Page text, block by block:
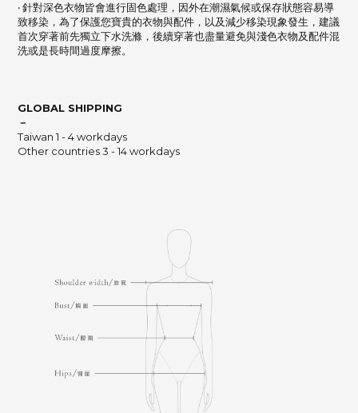
‧ 針對深色衣物皆會進行固色處理，因外在潮濕氣候或保存狀態容易導
致移染， 為了保護您寶貴的衣物與配件，以及減少移染現象發生，建議
首次穿著前先獨立下水洗滌， 後續穿著也盡量避免與淺色衣物及配件混
洗或是長時間過度摩擦。
GLOBAL SHIPPING
－
Taiwan 1 - 4 workdays
Other countries 3 - 14 workdays